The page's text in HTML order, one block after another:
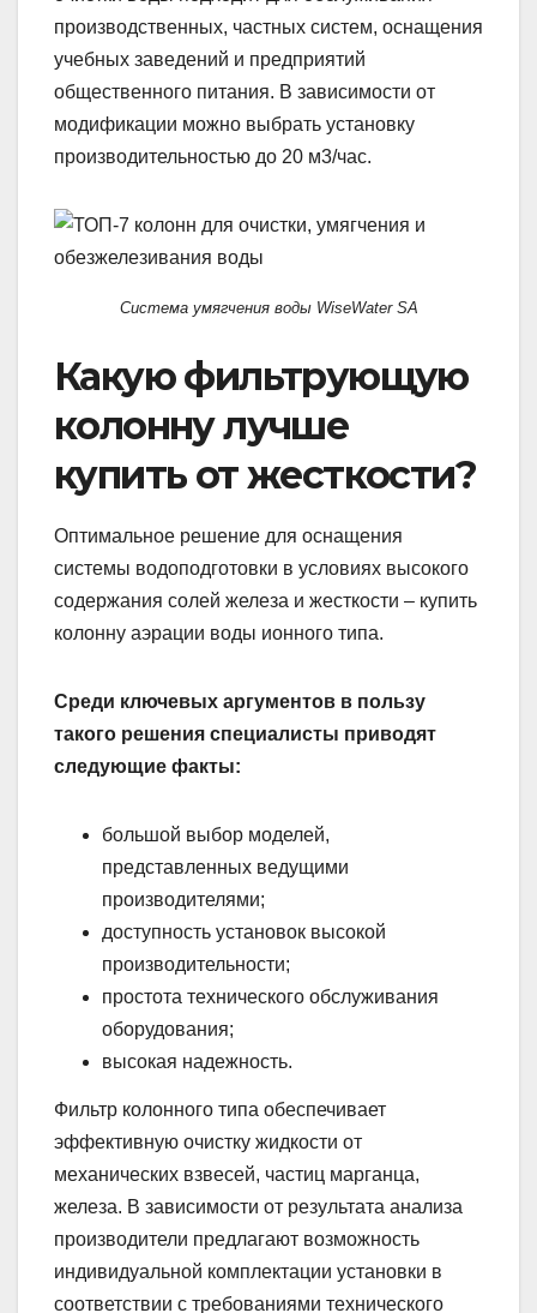
производственных, частных систем, оснащения
учебных заведений и предприятий
общественного питания. В зависимости от
модификации можно выбрать установку
производительностью до 20 м3/час.
Система умягчения воды WiseWater SA
Какую фильтрующую
колонну лучше
купить от жесткости?
Оптимальное решение для оснащения
системы водоподготовки в условиях высокого
содержания солей железа и жесткости – купить
колонну аэрации воды ионного типа.
Среди ключевых аргументов в пользу
такого решения специалисты приводят
следующие факты:
большой выбор моделей,
представленных ведущими
производителями;
доступность установок высокой
производительности;
простота технического обслуживания
оборудования;
высокая надежность.
Фильтр колонного типа обеспечивает
эффективную очистку жидкости от
механических взвесей, частиц марганца,
железа. В зависимости от результата анализа
производители предлагают возможность
индивидуальной комплектации установки в
соответствии с требованиями технического